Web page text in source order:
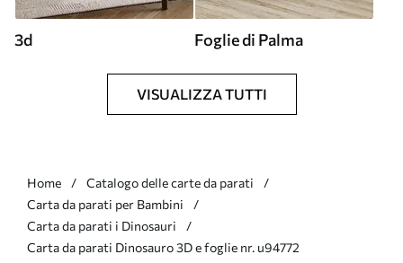
3d Foglie di Palma
VISUALIZZA TUTTI
Home
Catalogo delle carte da parati
Carta da parati per Bambini
Carta da parati i Dinosauri
Carta da parati Dinosauro 3D e foglie nr. u94772